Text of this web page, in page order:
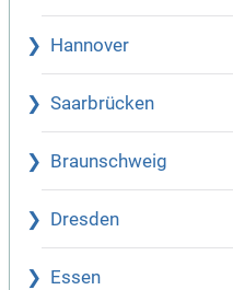
Hannover
Saarbrücken
Braunschweig
Dresden
Essen